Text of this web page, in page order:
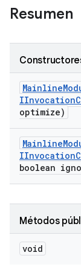
Resumen
Mainline
IInvocation
optimize)
Mainline
IInvocation
boolean
Métodos
void